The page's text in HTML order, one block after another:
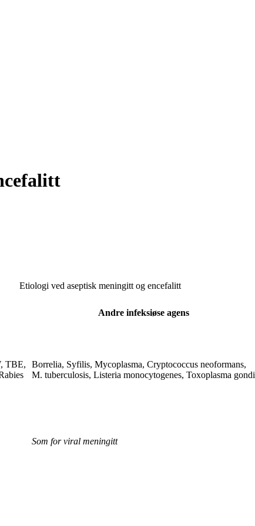
Etiologi ved aseptisk meningitt og encefalitt
Andre infeksiøse agens
TBE,
Borrelia, Syfilis, Mycoplasma, Cryptococcus neoformans,
M. tuberculosis, Listeria monocytogenes, Toxoplasma gondi
Som for viral meningitt